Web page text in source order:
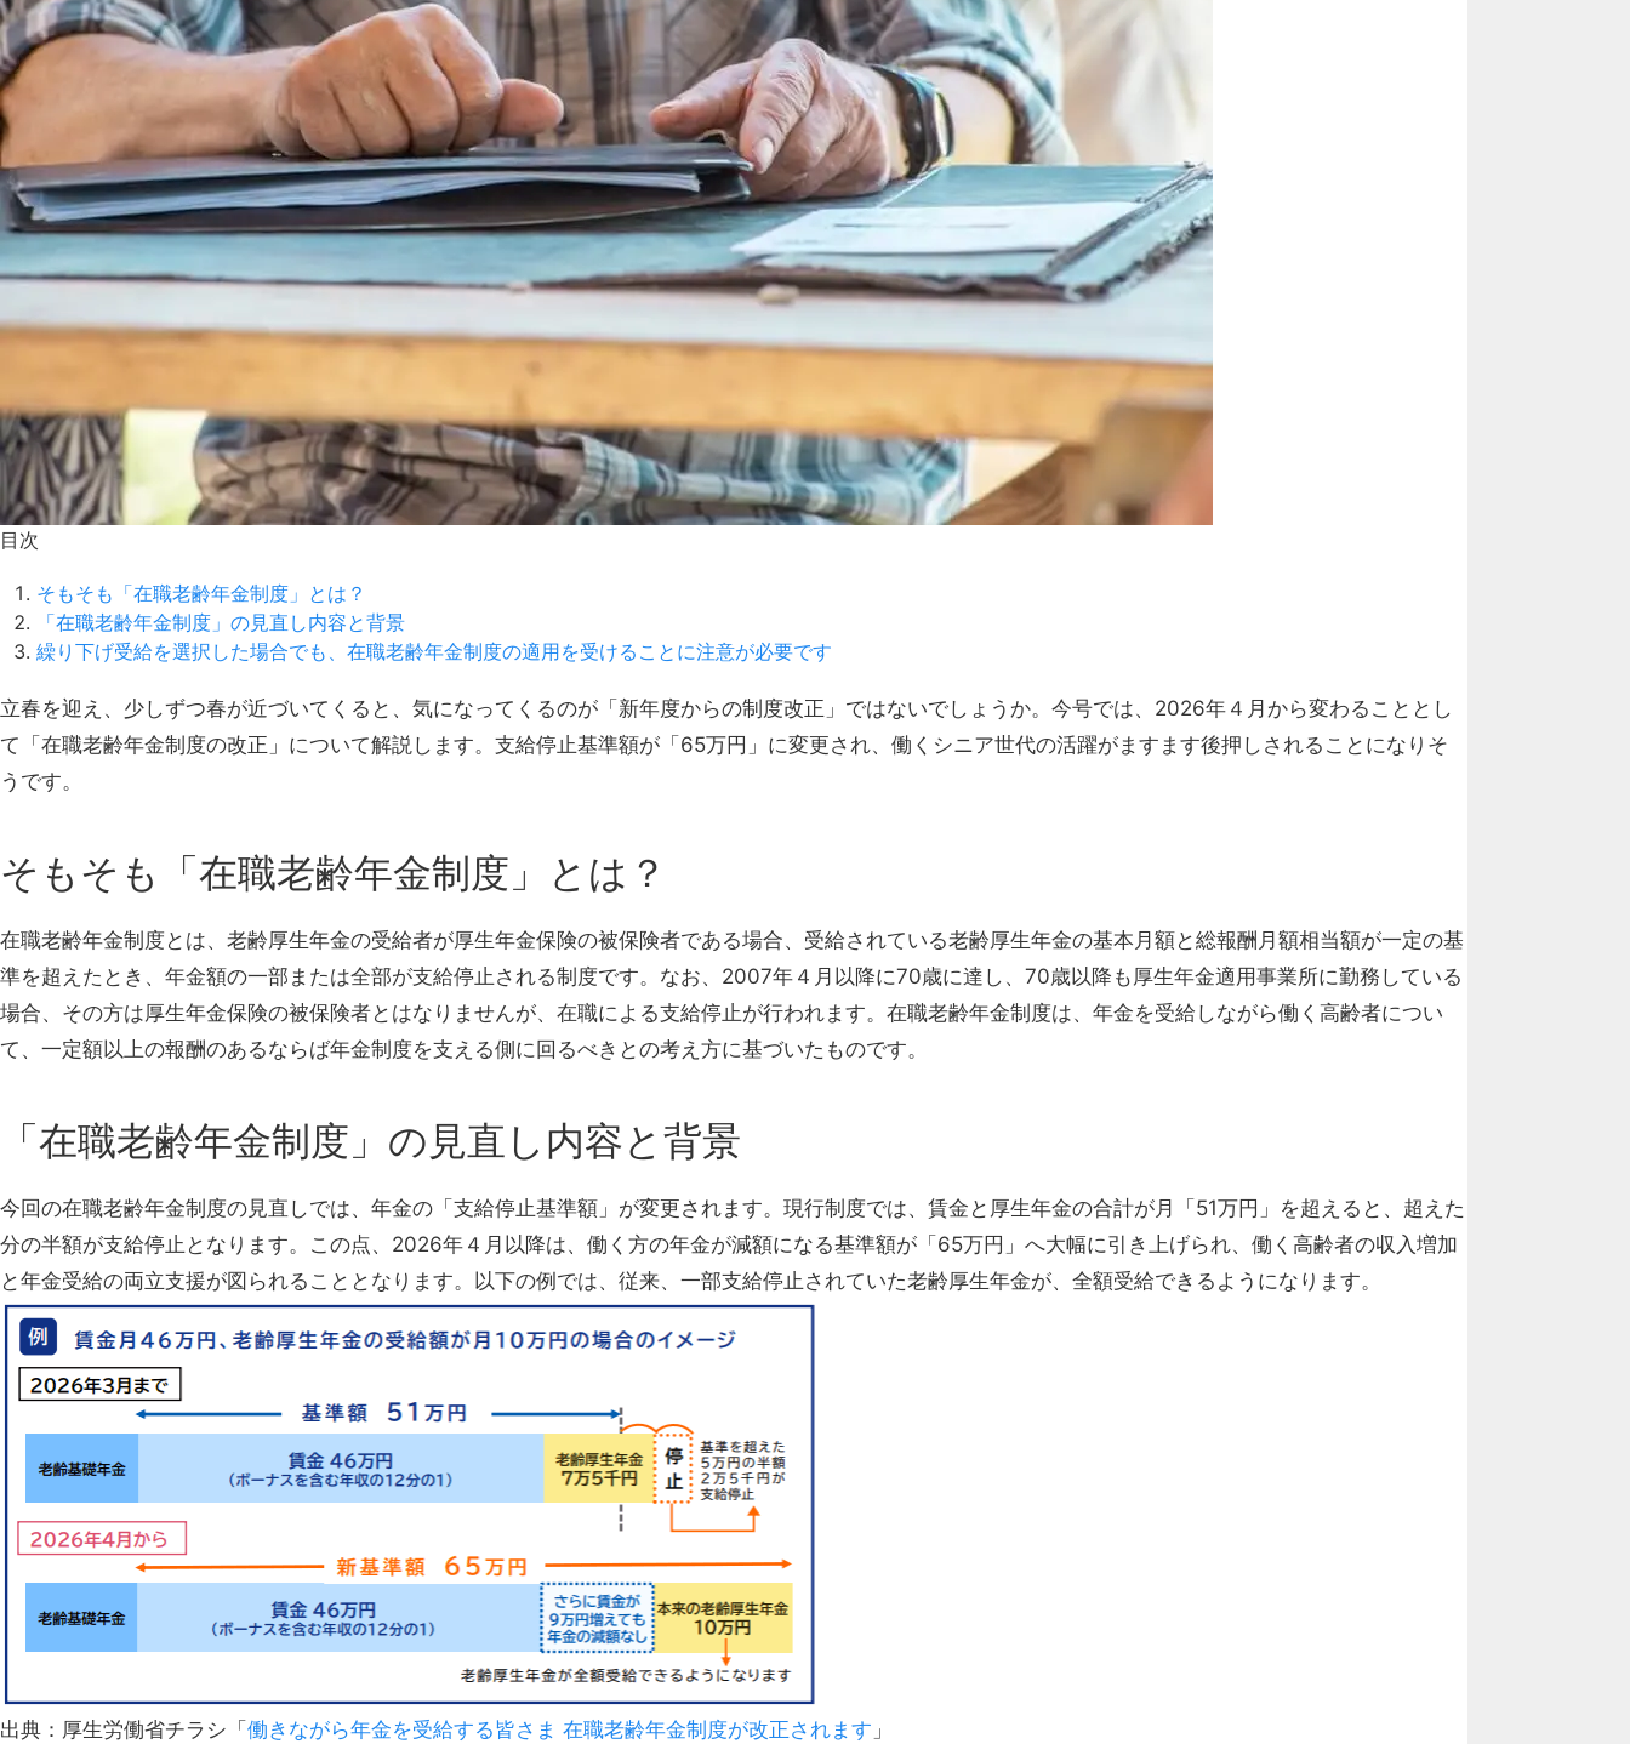
目次
そもそも「在職老齢年金制度」とは？
「在職老齢年金制度」の見直し内容と背景
繰り下げ受給を選択した場合でも、在職老齢年金制度の適用を受けることに注意が必要です
立春を迎え、少しずつ春が近づいてくると、気になってくるのが「新年度からの制度改正」ではないでしょうか。今号では、2026年４月から変わることとし
て「在職老齢年金制度の改正」について解説します。支給停止基準額が「65万円」に変更され、働くシニア世代の活躍がますます後押しされることになりそ
うです。
そもそも「在職老齢年金制度」とは？
在職老齢年金制度とは、老齢厚生年金の受給者が厚生年金保険の被保険者である場合、受給されている老齢厚生年金の基本月額と総報酬月額相当額が一定の基
準を超えたとき、年金額の一部または全部が支給停止される制度です。 なお、2007年４月以降に70歳に達し、70歳以降も厚生年金適用事業所に勤務している
場合、その方は厚生年金保険の被保険者とはなりませんが、在職による支給停止が行われます。在職老齢年金制度は、年金を受給しながら働く高齢者につい
て、一定額以上の報酬のあるならば年金制度を支える側に回るべきとの考え方に基づいたものです。
「在職老齢年金制度」の見直し内容と背景
今回の在職老齢年金制度の見直しでは、年金の「支給停止基準額」が変更されます。現行制度では、賃金と厚生年金の合計が月「51万円」を超えると、超えた
分の半額が支給停止となります。この点、2026年４月以降は、働く方の年金が減額になる基準額が「65万円」へ大幅に引き上げられ、働く高齢者の収入増加
と年金受給の両立支援が図られることとなります。以下の例では、従来、一部支給停止されていた老齢厚生年金が、全額受給できるようになります。
出典：厚生労働省チラシ「 働きながら年金を受給する皆さま 在職老齢年金制度が改正されます 」